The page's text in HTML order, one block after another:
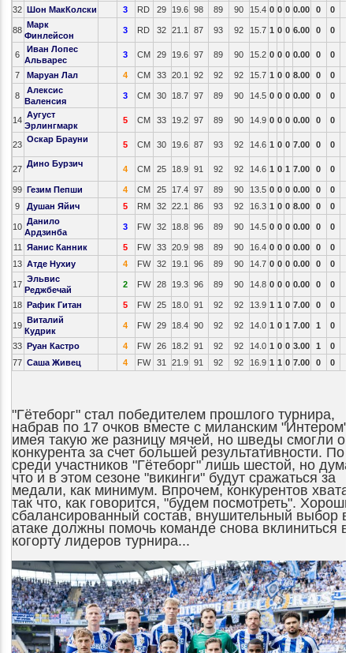
32 Шон МакКолски 3 RD 29 19.6 98 89 90 15.4 0 0 0 0.00 0 0
88
Марк
Финлейсон
3 RD 32 21.1 87 93 92 15.7 1 0 0 6.00 0 0
6
Иван Лопес
Альварес
3 CM 29 19.6 97 89 90 15.2 0 0 0 0.00 0 0
7 Маруан Лал 4 CM 33 20.1 92 92 92 15.7 1 0 0 8.00 0 0
8
Алексис
Валенсия
3 CM 30 18.7 97 89 90 14.5 0 0 0 0.00 0 0
14
Аугуст
Эрлингмарк
5 CM 33 19.2 97 89 90 14.9 0 0 0 0.00 0 0
23
Оскар Брауни
5 CM 30 19.6 87 93 92 14.6 1 0 0 7.00 0 0
27
Дино Бурзич
4 CM 25 18.9 91 92 92 14.6 1 0 1 7.00 0 0
99 Гезим Пепши 4 CM 25 17.4 97 89 90 13.5 0 0 0 0.00 0
0
9
Душан Яйич 5 RM 32 22.1 86 93 92 16.3 1 0 0 8.00 0 0
10
Данило
Ардзинба
3 FW 32 18.8 96 89 90 14.5 0 0 0 0.00 0 0
11 Яанис Канник 5 FW 33 20.9 98 89 90 16.4 0 0 0 0.00 0
0
13 Атде Нухиу 4 FW 32 19.1 96 89 90 14.7 0 0 0 0.00 0 0
17
Эльвис
Реджбечай
2 FW 28 19.3 96 89 90 14.8 0 0 0 0.00 0 0
18 Рафик Гитан 5 FW 25 18.0 91 92 92 13.9 1 1 0 7.00 0 0
19
Виталий
Кудрик
4 FW 29 18.4 90 92 92 14.0 1 0 1 7.00 1 0
33 Руан Кастро 4 FW 26 18.2 91 92 92 14.0 1 0 0 3.00 1
0
77 Саша Живец 4 FW 31 21.9 91 92 92 16.9 1 1 0 7.00 0 0
"Гётеборг" стал победителем прошлого турнира,
набрав по 17 очков вместе с миланским
имея такую же разницу мячей, но шведы смогли
конкурента за счет большей результативности. По
среди участников "Гётеборг" лишь шестой, но
что и в этом сезоне "викинги" будут сражаться за
медали, как минимум. Впрочем, конкурентов
так что, как говорится, "будем посмотреть".
сбалансированный состав, внушительный выбор в
атаке должны помочь команде снова вклиниться в
когорту лидеров турнира...